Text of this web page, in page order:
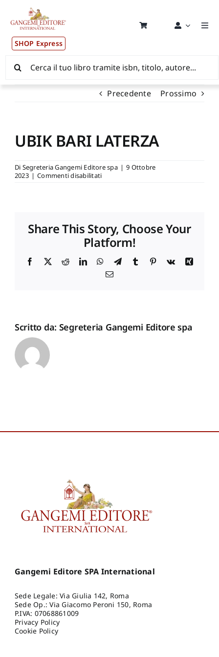
contenuto
SHOP Express
Pubblicazioni
News ed Eventi
CONSIP / MEPA / ANVUR / CINECA
Newsletter
Proposte di pubblicazione
per:
Precedente Prossimo
UBIK BARI LATERZA
Di Segreteria Gangemi Editore spa | 9 Ottobre
2023 | Commenti disabilitatisu
Share This Story, Choose Your
Platform!
Facebook
X RedditLinkedInWhatsApp
TelegramTumblr Pinterest
Vk
Xing
Email
Scritto da: Segreteria Gangemi Editore spa
Gangemi Editore SPA International
Sede Legale: Via Giulia 142, Roma
Sede Op.: Via Giacomo Peroni 150, Roma
P.IVA: 07068861009
Privacy Policy
Cookie Policy